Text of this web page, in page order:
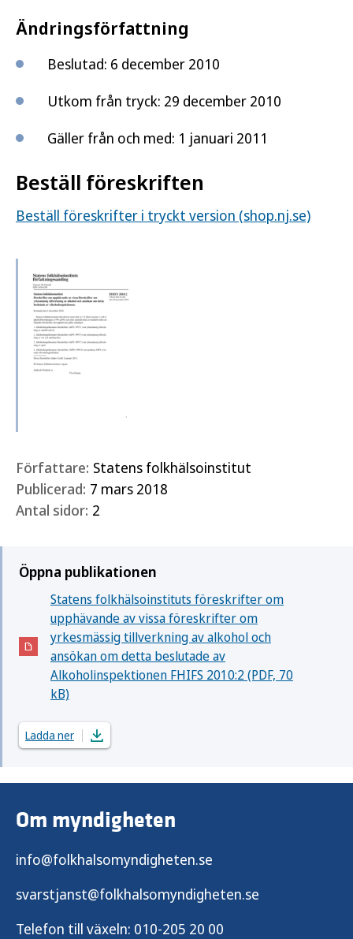
Ändringsförfattning
Beslutad: 6 december 2010
Utkom från tryck: 29 december 2010
Gäller från och med: 1 januari 2011
Beställ föreskriften
Beställ föreskrifter i tryckt version (shop.nj.se)
Författare: Statens folkhälsoinstitut
Publicerad: 7 mars 2018
Antal sidor: 2
Öppna publikationen
Statens folkhälsoinstituts föreskrifter om
upphävande av vissa föreskrifter om
yrkesmässig tillverkning av alkohol och
ansökan om detta beslutade av
Alkoholinspektionen FHIFS 2010:2 (PDF, 70
kB)
(Öppnas i nytt fönster)
Ladda ner
Om myndigheten
info@folkhalsomyndigheten.se
svarstjanst@folkhalsomyndigheten.se
Telefon till växeln: 010-205 20 00